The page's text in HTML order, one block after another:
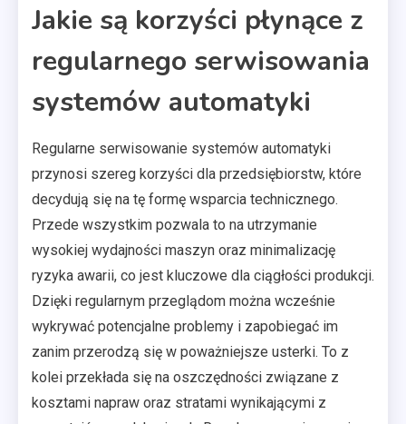
Jakie są korzyści płynące z
regularnego serwisowania
systemów automatyki
Regularne serwisowanie systemów automatyki
przynosi szereg korzyści dla przedsiębiorstw, które
decydują się na tę formę wsparcia technicznego.
Przede wszystkim pozwala to na utrzymanie
wysokiej wydajności maszyn oraz minimalizację
ryzyka awarii, co jest kluczowe dla ciągłości produkcji.
Dzięki regularnym przeglądom można wcześnie
wykrywać potencjalne problemy i zapobiegać im
zanim przerodzą się w poważniejsze usterki. To z
kolei przekłada się na oszczędności związane z
kosztami napraw oraz stratami wynikającymi z